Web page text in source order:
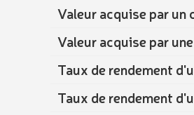
Valeur acquise par un
Valeur acquise par
Taux de rendement
Taux de rendement